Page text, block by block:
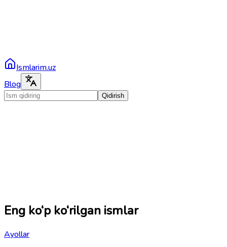
Ismlarim.uz
Blog
Qidirish
Eng ko‘p ko‘rilgan ismlar
Ayollar